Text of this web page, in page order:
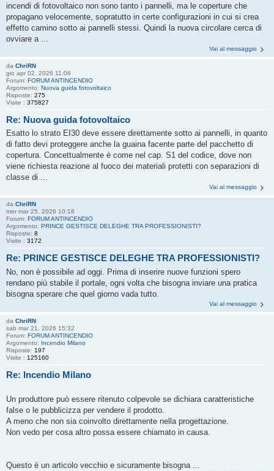
incendi di fotovoltaico non sono tanto i pannelli, ma le coperture che
propagano velocemente, sopratutto in certe configurazioni in cui si crea
effetto camino sotto ai pannelli stessi. Quindi la nuova circolare cerca di
ovviare a ...
Vai al messaggio
da ChriRN
gio apr 02, 2026 11:06
Forum: FORUM ANTINCENDIO
Argomento: Nuova guida fotovoltaico
Risposte: 275
Visite : 375827
Re: Nuova guida fotovoltaico
Esatto lo strato EI30 deve essere direttamente sotto ai pannelli, in quanto
di fatto devi proteggere anche la guaina facente parte del pacchetto di
copertura. Concettualmente è come nel cap. S1 del codice, dove non
viene richiesta reazione al fuoco dei materiali protetti con separazioni di
classe di ...
Vai al messaggio
da ChriRN
mer mar 25, 2026 10:18
Forum: FORUM ANTINCENDIO
Argomento: PRINCE GESTISCE DELEGHE TRA PROFESSIONISTI?
Risposte: 8
Visite : 3172
Re: PRINCE GESTISCE DELEGHE TRA PROFESSIONISTI?
No, non è possibile ad oggi. Prima di inserire nuove funzioni spero
rendano più stabile il portale, ogni volta che bisogna inviare una pratica
bisogna sperare che quel giorno vada tutto.
Vai al messaggio
da ChriRN
sab mar 21, 2026 15:32
Forum: FORUM ANTINCENDIO
Argomento: Incendio Milano
Risposte: 197
Visite : 125160
Re: Incendio Milano
Un produttore può essere ritenuto colpevole se dichiara caratteristiche
false o le pubblicizza per vendere il prodotto.
A meno che non sia coinvolto direttamente nella progettazione.
Non vedo per cosa altro possa essere chiamato in causa.
Questo è un articolo vecchio e sicuramente bisogna ...